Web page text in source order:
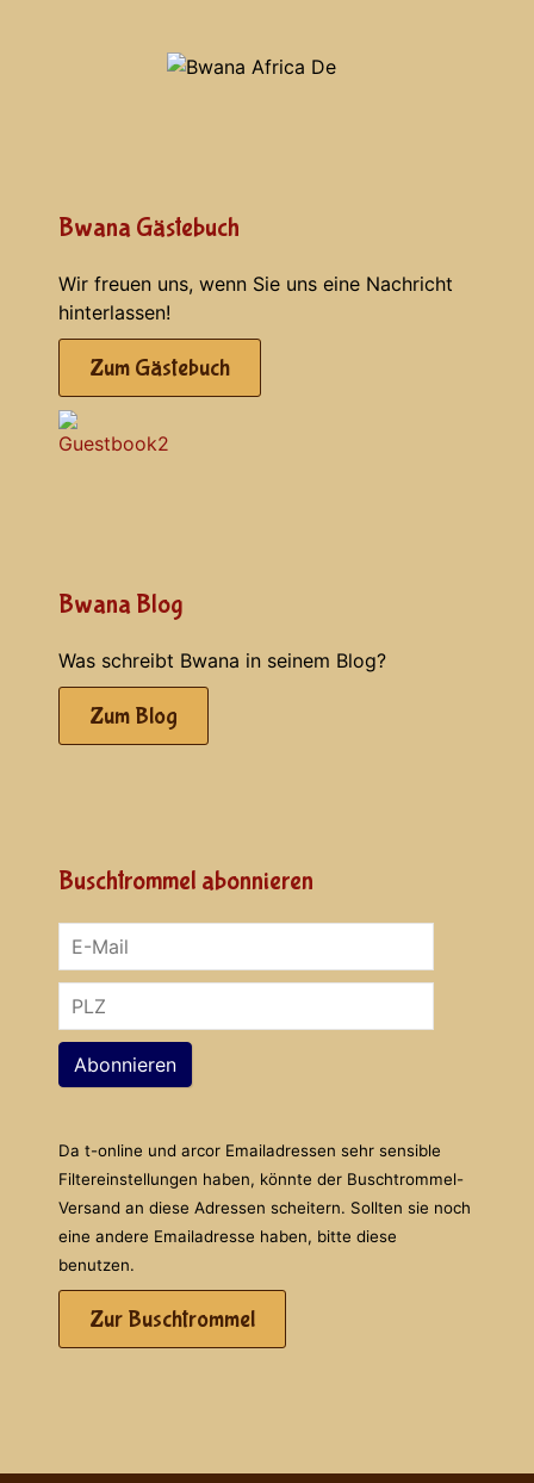
Bwana Gästebuch
Wir freuen uns, wenn Sie uns eine Nachricht
hinterlassen!
Zum Gästebuch
Bwana Blog
Was schreibt Bwana in seinem Blog?
Zum Blog
Buschtrommel abonnieren
Abonnieren
Da t-online und arcor Emailadressen sehr sensible
Filtereinstellungen haben, könnte der Buschtrommel-
Versand an diese Adressen scheitern. Sollten sie noch
eine andere Emailadresse haben, bitte diese
benutzen.
Zur Buschtrommel